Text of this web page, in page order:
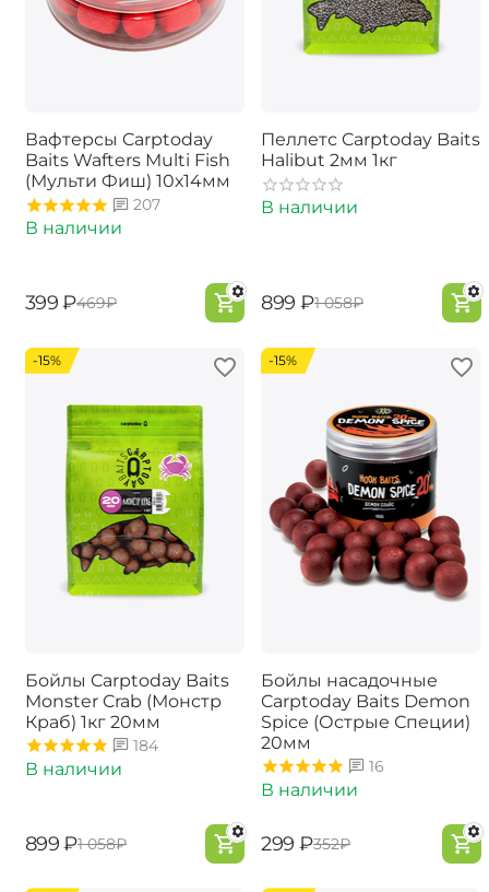
Вафтерсы Carptoday
Baits Wafters Multi Fish
(Мульти Фиш) 10х14мм
207
В наличии
‍399‍ ₽‍469‍₽
Пеллетс Carptoday Baits
Halibut 2мм 1кг
В наличии
‍899‍ ₽‍1 058‍₽
-15%
Бойлы Carptoday Baits
Monster Crab (Монстр
Краб) 1кг 20мм
184
В наличии
‍899‍ ₽‍1 058‍₽
-15%
Бойлы насадочные
Carptoday Baits Demon
Spice (Острые Специи)
20мм
16
В наличии
‍299‍ ₽‍352‍₽